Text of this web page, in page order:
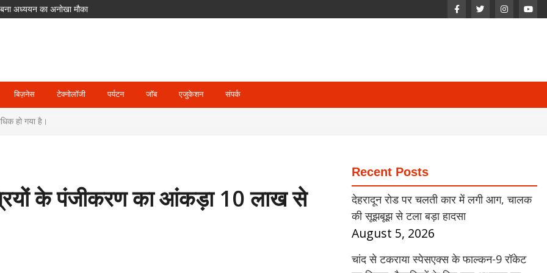
अध्ययन का अनोखा मौका
से बाहर; जॉस बटलर संभालेंगे कप्तानी
में पहुंच रहे श्रद्धालु
बिज़नेस टेक्नोलॉजी पर्यटन जॉब एजुकेशन संपर्क
हो गया है।
के पंजीकरण का आंकड़ा 10 लाख से
Recent Posts
देहरादून रोड पर चलती कार में लगी आग, चालक
की सूझबूझ से टला बड़ा हादसा
August 5, 2026
चांद से टकराया स्पेसएक्स के फाल्कन-9 रॉकेट